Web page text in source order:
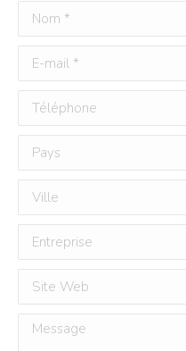
Nom *
E-mail *
Téléphone
Pays
Ville
Entreprise
Site Web
Message